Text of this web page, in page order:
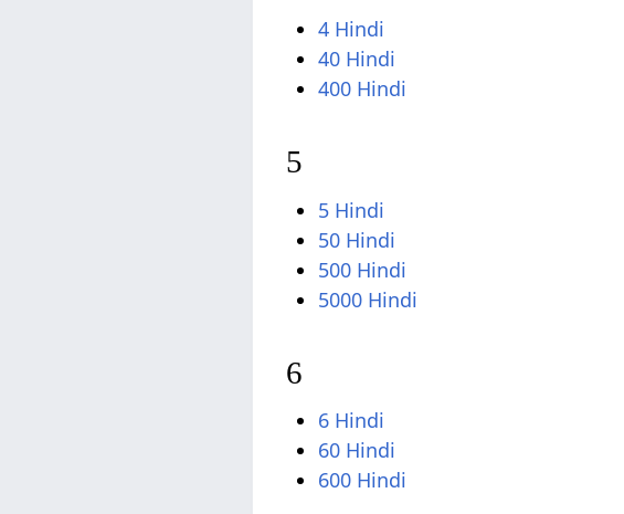
4 Hindi
40 Hindi
400 Hindi
5
5 Hindi
50 Hindi
500 Hindi
5000 Hindi
6
6 Hindi
60 Hindi
600 Hindi